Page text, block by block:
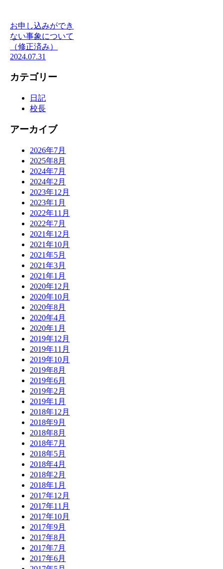
お申し込みができ
ない事象について
（修正済み）
2024.07.31
カテゴリー
日記
校長
アーカイブ
2026年7月
2025年8月
2024年7月
2024年2月
2023年12月
2023年1月
2022年11月
2022年7月
2021年12月
2021年10月
2021年5月
2021年3月
2021年1月
2020年12月
2020年10月
2020年8月
2020年4月
2020年1月
2019年12月
2019年11月
2019年10月
2019年8月
2019年6月
2019年2月
2019年1月
2018年12月
2018年9月
2018年8月
2018年7月
2018年5月
2018年4月
2018年2月
2018年1月
2017年12月
2017年11月
2017年10月
2017年9月
2017年8月
2017年7月
2017年6月